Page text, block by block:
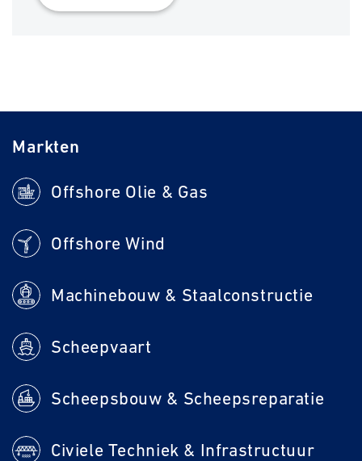
Markten
Offshore Olie & Gas
Offshore Wind
Machinebouw & Staalconstructie
Scheepvaart
Scheepsbouw & Scheepsreparatie
Civiele Techniek & Infrastructuur